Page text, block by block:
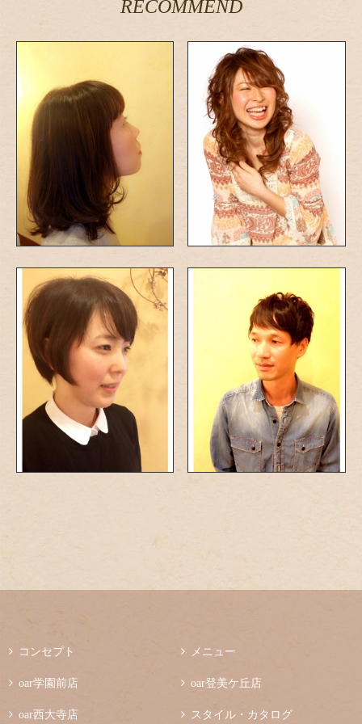
RECOMMEND
 コンセプト  メニュー
 oar学園前店  oar登美ケ丘店
 oar西大寺店  スタイル・カタログ